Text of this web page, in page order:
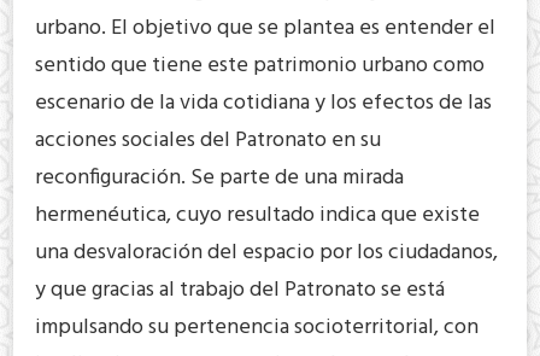
urbano. El objetivo que se plantea es entender el
sentido que tiene este patrimonio urbano como
escenario de la vida cotidiana y los efectos de las
acciones sociales del Patronato en su
reconfiguración. Se parte de una mirada
hermenéutica, cuyo resultado indica que existe
una desvaloración del espacio por los ciudadanos,
y que gracias al trabajo del Patronato se está
impulsando su pertenencia socioterritorial, con